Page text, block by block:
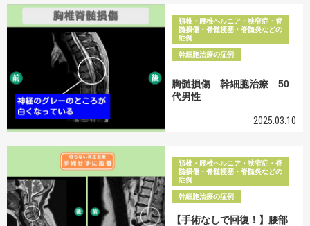
頚椎・腰椎ヘルニア・狭窄症・脊
髄損傷・脊髄梗塞・脊髄炎などの
症例
幹細胞治療の症例
胸髄損傷 幹細胞治療 50
代男性
2025.03.10
頚椎・腰椎ヘルニア・狭窄症・脊
髄損傷・脊髄梗塞・脊髄炎などの
症例
幹細胞治療の症例
【手術なしで回復！】腰部